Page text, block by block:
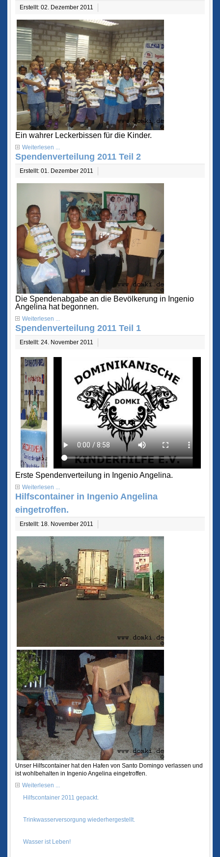
Erstellt: 02. Dezember 2011
Ein wahrer Leckerbissen für die Kinder.
Weiterlesen ...
Spendenverteilung 2011 Teil 2
Erstellt: 01. Dezember 2011
Die Spendenabgabe an die Bevölkerung in Ingenio
Angelina hat begonnen.
Weiterlesen ...
Spendenverteilung 2011 Teil 1
Erstellt: 24. November 2011
Erste Spendenverteilung in Ingenio Angelina.
Weiterlesen ...
Hilfscontainer in Ingenio Angelina
eingetroffen.
Erstellt: 18. November 2011
Unser Hilfscontainer hat den Hafen von Santo Domingo verlassen und
ist wohlbehalten in Ingenio Angelina eingetroffen.
Weiterlesen ...
Hilfscontainer 2011 gepackt.
Trinkwasserversorgung wiederhergestellt.
Wasser ist Leben!